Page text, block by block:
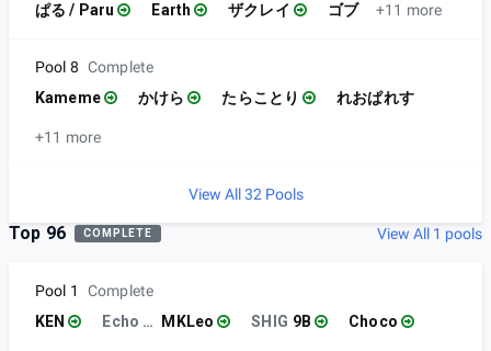
ぱる / Paru
Earth ザクレイ ゴブ +11 more
Pool 8 Complete
Kameme
かけら たらことり れおぱれす
+11 more
View All 32 Pools
Top 96 COMPLETE View All 1 pools
Pool 1
Complete
KEN
Echo Fox | MVG MKLeo SHIG 9B Choco